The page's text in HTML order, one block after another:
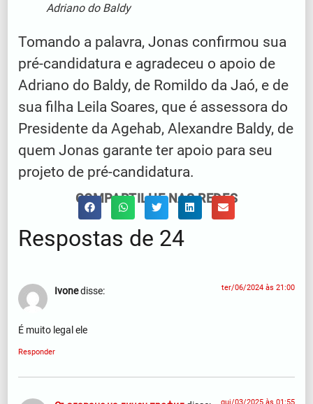
Adriano do Baldy
Tomando a palavra, Jonas confirmou sua
pré-candidatura e agradeceu o apoio de
Adriano do Baldy, de Romildo da Jaó, e de
sua filha Leila Soares, que é assessora do
Presidente da Agehab, Alexandre Baldy, de
quem Jonas garante ter apoio para seu
projeto de pré-candidatura.
COMPARTILHE NAS REDES
Respostas de 24
Ivonedisse: ter/06/2024 às 21:00
É muito legal ele
Responder
qui/03/2025 às 01:55